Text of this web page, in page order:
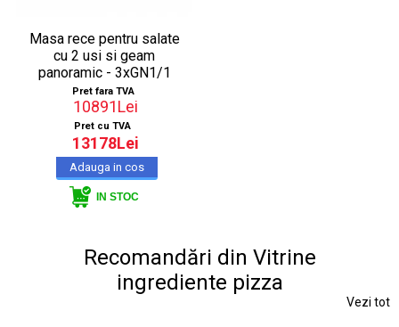
Masa rece pentru salate
cu 2 usi si geam
panoramic - 3xGN1/1
Pret fara TVA
10891Lei
Pret cu TVA
13178Lei
IN STOC
Recomandări din Vitrine
ingrediente pizza
Vezi tot